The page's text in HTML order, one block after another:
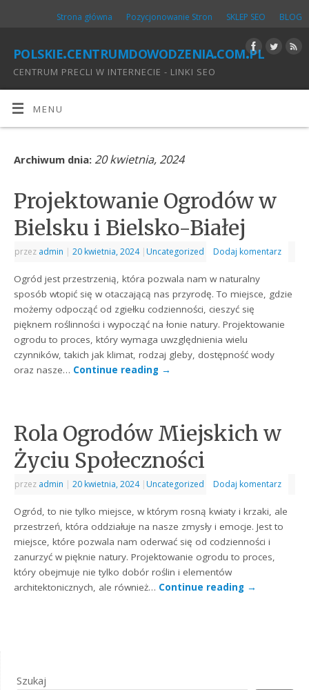
Strona główna Pozycjonowanie Stron SKLEP SEO BLOG
polskie.centrumdowodzenia.com.pl
CENTRUM PRECLI W INTERNECIE - LINKI SEO
MENU
Archiwum dnia: 20 kwietnia, 2024
Projektowanie Ogrodów w
Bielsku i Bielsko-Białej
przez admin | 20 kwietnia, 2024 | Uncategorized Dodaj komentarz
Ogród jest przestrzenią, która pozwala nam w naturalny
sposób wtopić się w otaczającą nas przyrodę. To miejsce, gdzie
możemy odpocząć od zgiełku codzienności, cieszyć się
pięknem roślinności i wypocząć na łonie natury. Projektowanie
ogrodu to proces, który wymaga uwzględnienia wielu
czynników, takich jak klimat, rodzaj gleby, dostępność wody
oraz nasze… Continue reading →
Rola Ogrodów Miejskich w
Życiu Społeczności
przez admin | 20 kwietnia, 2024 | Uncategorized Dodaj komentarz
Ogród, to nie tylko miejsce, w którym rosną kwiaty i krzaki, ale
przestrzeń, która oddziałuje na nasze zmysły i emocje. Jest to
miejsce, które pozwala nam oderwać się od codzienności i
zanurzyć w pięknie natury. Projektowanie ogrodu to proces,
który obejmuje nie tylko dobór roślin i elementów
architektonicznych, ale również… Continue reading →
Szukaj